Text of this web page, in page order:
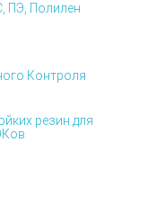
ПЭ, Полилен
Контроля
резин для